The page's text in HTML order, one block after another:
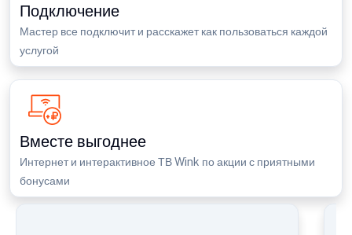
Подключение
Мастер все подключит и расскажет как пользоваться каждой
услугой
Вместе выгоднее
Интернет и интерактивное ТВ Wink по акции с приятными
бонусами